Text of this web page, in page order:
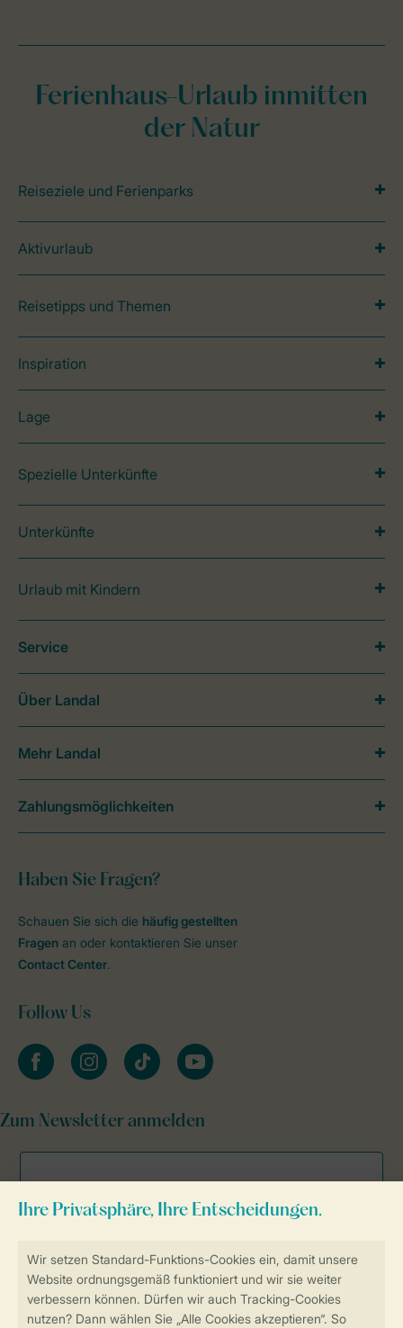
Sicher und schnell zur Online-Buchung
Sichere Datenübertragung
Ferienhaus-Urlaub inmitten
der Natur
Reiseziele und Ferienparks
Aktivurlaub
Reisetipps und Themen
Inspiration
Lage
Spezielle Unterkünfte
Unterkünfte
Urlaub mit Kindern
Haben Sie Fragen?
Schauen Sie sich die häufig gestellten
Fragen an oder kontaktieren Sie unser
Contact Center.
Follow Us
facebookinstagramtiktok youtube
Zum Newsletter anmelden
Service
Über Landal
Mehr Landal
Zahlungsmöglichkeiten